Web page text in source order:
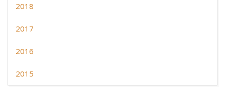
2018
2017
2016
2015